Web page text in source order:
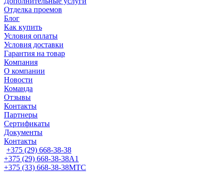
Отделка проемов
Блог
Как купить
Условия оплаты
Условия доставки
Гарантия на товар
Компания
О компании
Новости
Команда
Отзывы
Контакты
Партнеры
Сертификаты
Документы
Контакты
+375 (29) 668-38-38
+375 (29) 668-38-38A1
+375 (33) 668-38-38МТС